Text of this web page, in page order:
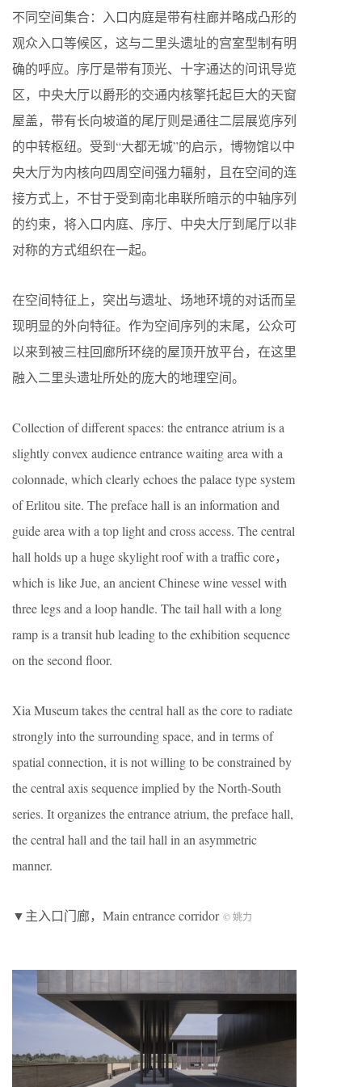
不同空间集合：入口内庭是带有柱廊并略成凸形的
观众入口等候区，这与二里头遗址的宫室型制有明
确的呼应。序厅是带有顶光、十字通达的问讯导览
区，中央大厅以爵形的交通内核擎托起巨大的天窗
屋盖，带有长向坡道的尾厅则是通往二层展览序列
的中转枢纽。受到“大都无城”的启示，博物馆以中
央大厅为内核向四周空间强力辐射，且在空间的连
接方式上，不甘于受到南北串联所暗示的中轴序列
的约束，将入口内庭、序厅、中央大厅到尾厅以非
对称的方式组织在一起。
在空间特征上，突出与遗址、场地环境的对话而呈
现明显的外向特征。作为空间序列的末尾，公众可
以来到被三柱回廊所环绕的屋顶开放平台，在这里
融入二里头遗址所处的庞大的地理空间。
Collection of different spaces: the entrance atrium is a
slightly convex audience entrance waiting area with a
colonnade, which clearly echoes the palace type system
of Erlitou site. The preface hall is an information and
guide area with a top light and cross access. The central
hall holds up a huge skylight roof with a traffic core，
which is like Jue, an ancient Chinese wine vessel with
three legs and a loop handle. The tail hall with a long
ramp is a transit hub leading to the exhibition sequence
on the second floor.
Xia Museum takes the central hall as the core to radiate
strongly into the surrounding space, and in terms of
spatial connection, it is not willing to be constrained by
the central axis sequence implied by the North-South
series. It organizes the entrance atrium, the preface hall,
the central hall and the tail hall in an asymmetric
manner.
▼主入口门廊，Main entrance corridor © 姚力